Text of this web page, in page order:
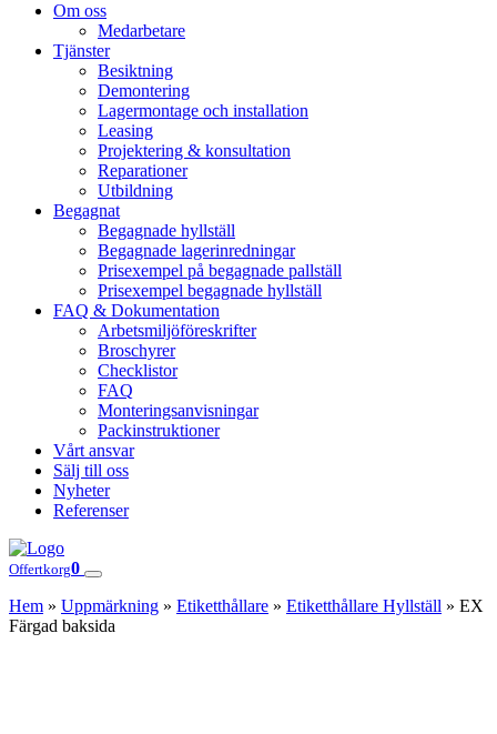
Om oss
Medarbetare
Tjänster
Besiktning
Demontering
Lagermontage och installation
Leasing
Projektering & konsultation
Reparationer
Utbildning
Begagnat
Begagnade hyllställ
Begagnade lagerinredningar
Prisexempel på begagnade pallställ
Prisexempel begagnade hyllställ
FAQ & Dokumentation
Arbetsmiljöföreskrifter
Broschyrer
Checklistor
FAQ
Monteringsanvisningar
Packinstruktioner
Vårt ansvar
Sälj till oss
Nyheter
Referenser
Offertkorg0
Hem » Uppmärkning » Etiketthållare » Etiketthållare Hyllställ » EX
Färgad baksida